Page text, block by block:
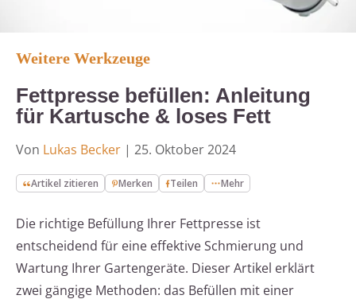
Weitere Werkzeuge
Fettpresse befüllen: Anleitung
für Kartusche & loses Fett
Von Lukas Becker | 25. Oktober 2024
Artikel zitieren Merken Teilen Mehr
Die richtige Befüllung Ihrer Fettpresse ist
entscheidend für eine effektive Schmierung und
Wartung Ihrer Gartengeräte. Dieser Artikel erklärt
zwei gängige Methoden: das Befüllen mit einer